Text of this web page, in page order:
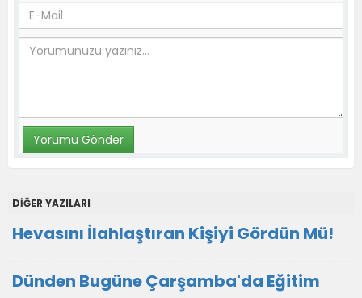
DİĞER YAZILARI
Hevasını İlahlaştıran Kişiyi Gördün Mü!
Dünden Bugüne Çarşamba'da Eğitim